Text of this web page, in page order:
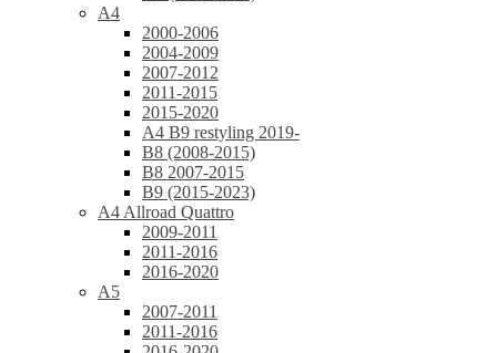
A4
2000-2006
2004-2009
2007-2012
2011-2015
2015-2020
A4 B9 restyling 2019-
B8 (2008-2015)
B8 2007-2015
B9 (2015-2023)
A4 Allroad Quattro
2009-2011
2011-2016
2016-2020
A5
2007-2011
2011-2016